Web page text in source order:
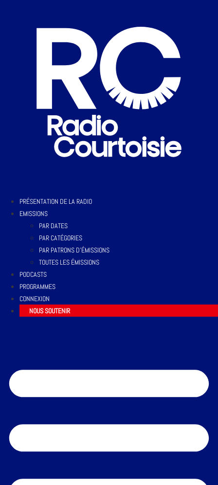
PRÉSENTATION DE LA RADIO
EMISSIONS
PAR DATES
PAR CATÉGORIES
PAR PATRONS D’ÉMISSIONS
TOUTES LES ÉMISSIONS
PODCASTS
PROGRAMMES
CONNEXION
NOUS SOUTENIR